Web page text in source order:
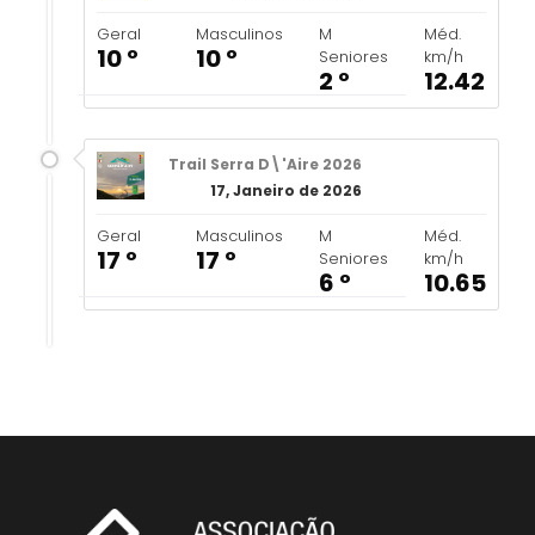
Geral
10 º
Masculinos
10 º
M
Seniores
2 º
Méd.
km/h
12.42
Trail Serra D\'Aire 2026
17, Janeiro de 2026
Geral
17 º
Masculinos
17 º
M
Seniores
6 º
Méd.
km/h
10.65